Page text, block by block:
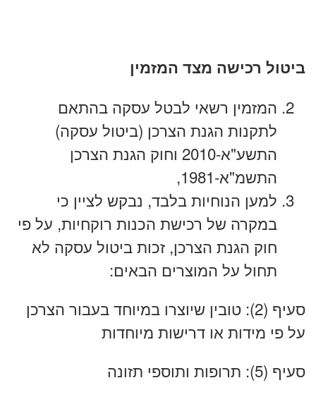
ביטול רכישה מצד המזמין
המזמין רשאי לבטל עסקה בהתאם
לתקנות הגנת הצרכן (ביטול עסקה)
התשע"א-2010 וחוק הגנת הצרכן
התשמ"א-1981,
למען הנוחיות בלבד, נבקש לציין כי
במקרה של רכישת הכנות רוקחיות, על פי
חוק הגנת הצרכן, זכות ביטול עסקה לא
תחול על המוצרים הבאים:
סעיף (2): טובין שיוצרו במיוחד בעבור הצרכן
על פי מידות או דרישות מיוחדות
סעיף (5): תרופות ותוספי תזונה